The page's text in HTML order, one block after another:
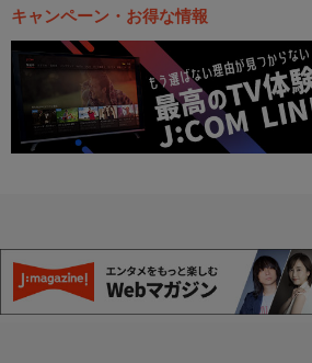
キャンペーン・お得な情報